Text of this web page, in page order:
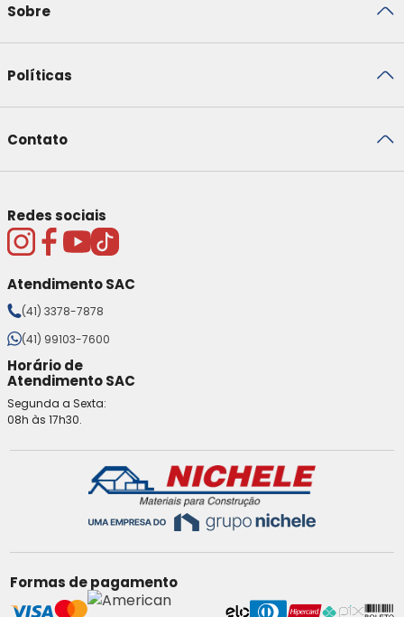
Sobre
Políticas
Contato
Redes sociais
Atendimento SAC
(41) 3378-7878
(41) 99103-7600
Horário de
Atendimento SAC
Segunda a Sexta:
08h às 17h30.
Formas de pagamento